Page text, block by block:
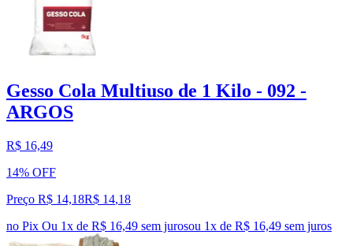
Gesso Cola Multiuso de 1 Kilo - 092 -
ARGOS
R$ 16,49
14% OFF
Preço R$ 14,18R$ 14,18
no Pix Ou 1x de R$ 16,49 sem jurosou 1x de R$ 16,49 sem juros